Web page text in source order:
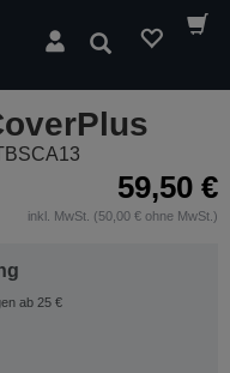
Suchen
59,50 €
inkl. MwSt. (50,00 € ohne MwSt.)
ab 25 €